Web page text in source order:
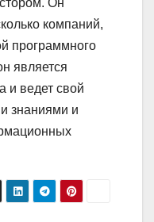
компаний,
программного
является
и ведет свой
знаниями и